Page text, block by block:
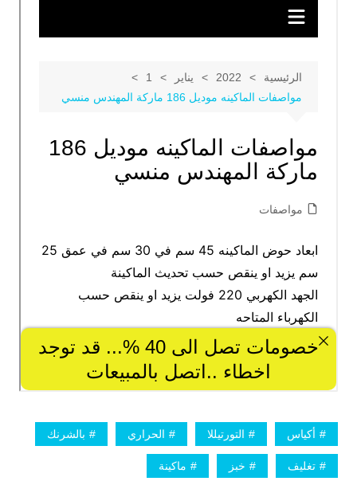
أكياس التورتيللا الحراري بالشرنك
تغليف خبز ماكينة